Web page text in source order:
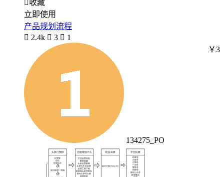
收藏
立即使用
产品规划流程
 2.4k  3  1
134275_PO
￥3